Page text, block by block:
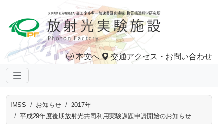
本文へ 交通アクセス・お問い合わせ
IMSS お知らせ
2017年
平成29年度後期放射光共同利用実験課題申請開始のお知らせ